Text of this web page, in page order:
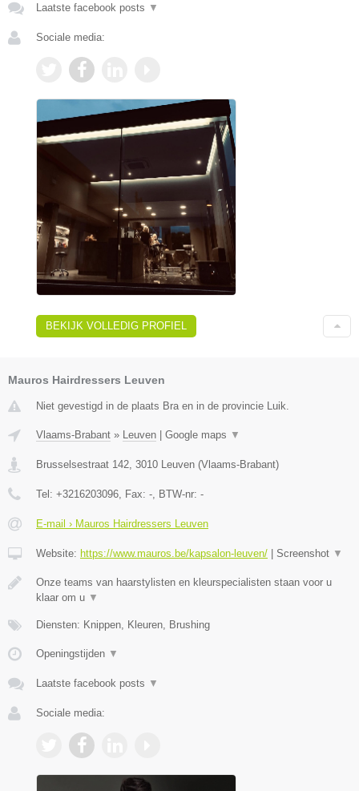
Laatste facebook posts ▼
Sociale media:
BEKIJK VOLLEDIG PROFIEL
Mauros Hairdressers Leuven
Niet gevestigd in de plaats Bra en in de provincie Luik.
Vlaams-Brabant » Leuven | Google maps ▼
Brusselsestraat 142 3010 Leuven (Vlaams-Brabant)
Tel: +3216203096 , Fax: - , BTW-nr: -
E-mail › Mauros Hairdressers Leuven
Website: https://www.mauros.be/kapsalon-leuven/ | Screenshot ▼
Onze teams van haarstylisten en kleurspecialisten staan voor u
klaar om u ▼
Diensten: Knippen, Kleuren, Brushing
Openingstijden ▼
Laatste facebook posts ▼
Sociale media: